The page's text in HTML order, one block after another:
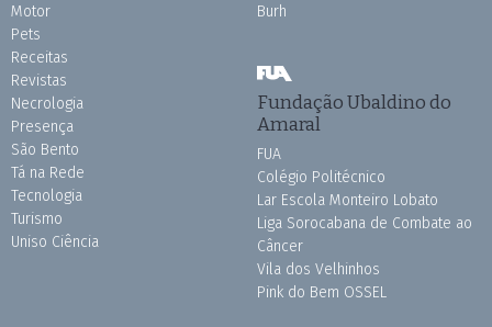
Motor
Pets
Receitas
Revistas
Necrologia
Presença
São Bento
Tá na Rede
Tecnologia
Turismo
Uniso Ciência
Burh
Fundação Ubaldino do
Amaral
FUA
Colégio Politécnico
Lar Escola Monteiro Lobato
Liga Sorocabana de Combate ao
Câncer
Vila dos Velhinhos
Pink do Bem OSSEL